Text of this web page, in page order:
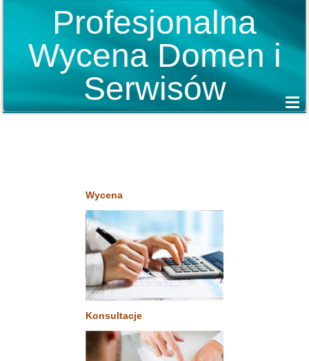
Profesjonalna
Wycena Domen i
Serwisów
Wycena
Konsultacje